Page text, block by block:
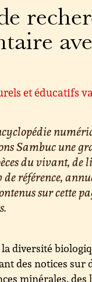
et éducatifs
Sambuc une
du vivant,
de référence,
sur cette
diversité
des notices sur
minérales,